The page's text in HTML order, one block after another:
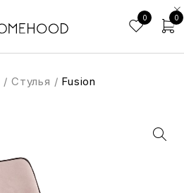
0 0
/ Стулья / Fusion